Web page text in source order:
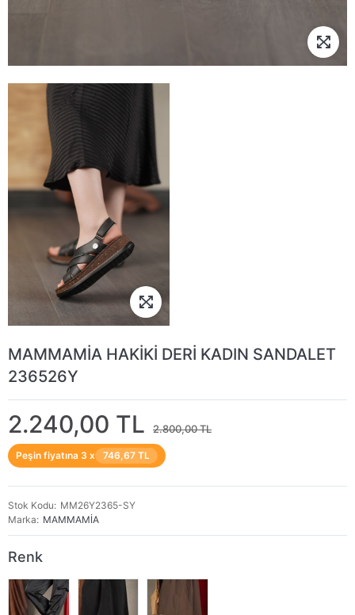
MAMMAMİA HAKİKİ DERİ KADIN SANDALET
236526Y
2.240,00 TL 2.800,00 TL
Peşin fiyatına 3 x 746,67 TL
Stok Kodu
MM26Y2365-SY
Marka
MAMMAMİA
Renk